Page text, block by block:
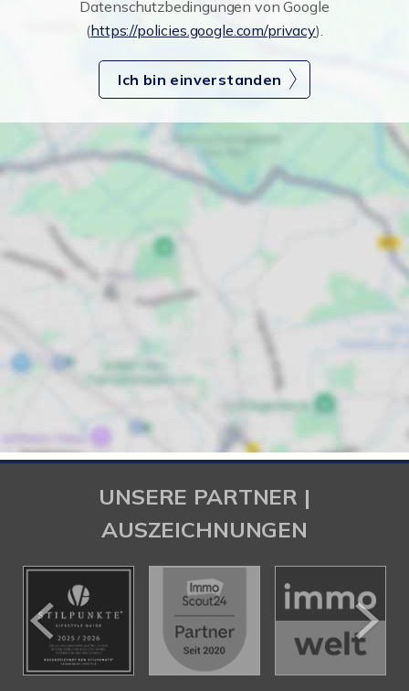
Datenschutzbedingungen von Google
(https://policies.google.com/privacy).
Ich bin einverstanden
UNSERE PARTNER |
AUSZEICHNUNGEN